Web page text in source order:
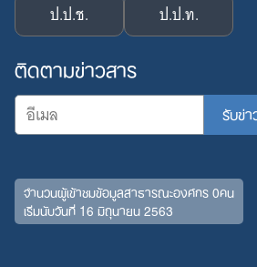
ป.ป.ช. ป.ป.ท.
ติดตามข่าวสาร
จำนวนผู้เข้าชมข้อมูลสาธารณะองค์กร 0คน
เริ่มนับวันที่ 16 มิถุนายน 2563